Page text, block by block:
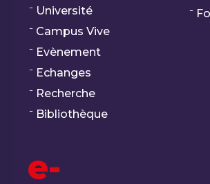
Université
Campus Vive
Evènement
Echanges
Recherche
Bibliothèque
e-